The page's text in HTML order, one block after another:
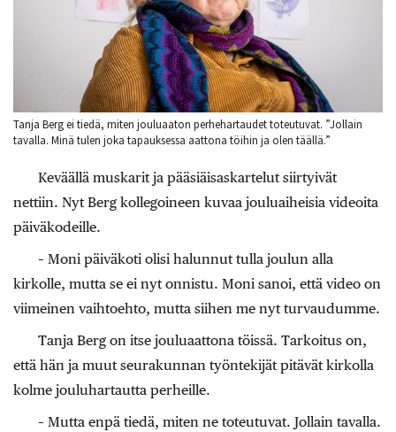
Tanja Berg ei tiedä, miten jouluaaton perhehartaudet toteutuvat. ”Jollain
tavalla. Minä tulen joka tapauksessa aattona töihin ja olen täällä.”
Keväällä muskarit ja pääsiäisaskartelut siirtyivät
nettiin. Nyt Berg kollegoineen kuvaa jouluaiheisia videoita
päiväkodeille.
– Moni päiväkoti olisi halunnut tulla joulun alla
kirkolle, mutta se ei nyt onnistu. Moni sanoi, että video on
viimeinen vaihtoehto, mutta siihen me nyt turvaudumme.
Tanja Berg on itse jouluaattona töissä. Tarkoitus on,
että hän ja muut seurakunnan työntekijät pitävät kirkolla
kolme jouluhartautta perheille.
– Mutta enpä tiedä, miten ne toteutuvat. Jollain tavalla.